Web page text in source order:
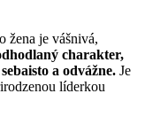
žena je vášnivá,
charakter,
a odvážne. Je
líderkou